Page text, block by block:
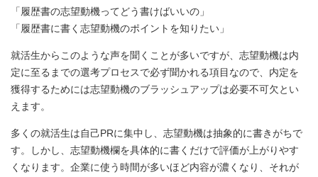
「履歴書の志望動機ってどう書けばいいの」
「履歴書に書く志望動機のポイントを知りたい」
就活生からこのような声を聞くことが多いですが、志望動機は内
定に至るまでの選考プロセスで必ず聞かれる項目なので、内定を
獲得するためには志望動機のブラッシュアップは必要不可欠とい
えます。
多くの就活生は自己PRに集中し、志望動機は抽象的に書きがちで
す。しかし、志望動機欄を具体的に書くだけで評価が上がりやす
くなります。企業に使う時間が多いほど内容が濃くなり、それが